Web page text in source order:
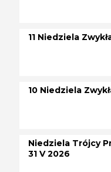
11 Niedziela
10 Niedziela
Niedziela Trójcy
31 V 2026